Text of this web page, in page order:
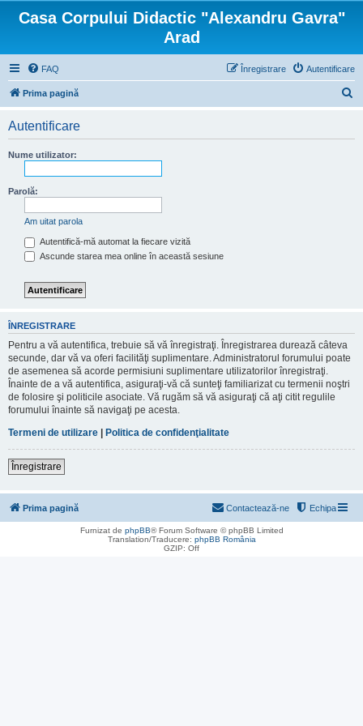
Casa Corpului Didactic "Alexandru Gavra"
Arad
FAQ Autentificare
Înregistrare
Prima pagină
Autentificare
Nume utilizator:
Parolă:
Am uitat parola
Autentifică-mă automat la fiecare vizită
Ascunde starea mea online în această sesiune
ÎNREGISTRARE
Pentru a vă autentifica, trebuie să vă înregistraţi. Înregistrarea durează câteva
secunde, dar vă va oferi facilităţi suplimentare. Administratorul forumului poate
de asemenea să acorde permisiuni suplimentare utilizatorilor înregistraţi.
Înainte de a vă autentifica, asiguraţi-vă că sunteţi familiarizat cu termenii noştri
de folosire şi politicile asociate. Vă rugăm să vă asiguraţi că aţi citit regulile
forumului înainte să navigaţi pe acesta.
Termeni de utilizare | Politica de confidenţialitate
Înregistrare
Prima pagină Echipa
Contactează-ne
Furnizat de phpBB® Forum Software © phpBB Limited
Translation/Traducere: phpBB România
GZIP: Off